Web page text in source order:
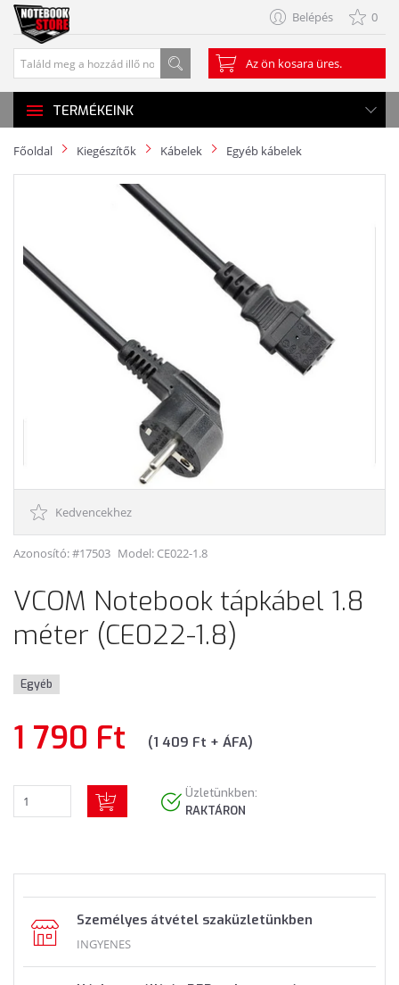
Belépés 0
Az ön kosara üres.
TERMÉKEINK
Főoldal Kiegészítők Kábelek Egyéb kábelek
Kedvencekhez
Azonosító: #17503 Model: CE022-1.8
VCOM Notebook tápkábel 1.8
méter (CE022-1.8)
Egyéb
1 790 Ft (1 409 Ft + ÁFA)
Üzletünkben:
RAKTÁRON
Személyes átvétel szaküzletünkben
INGYENES